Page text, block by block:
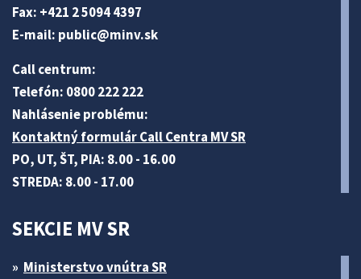
Fax: +421 2 5094 4397
E-mail: public@minv.sk
Call centrum:
Telefón: 0800 222 222
Nahlásenie problému:
Kontaktný formulár Call Centra MV SR
PO, UT, ŠT, PIA: 8.00 - 16.00
STREDA: 8.00 - 17.00
SEKCIE MV SR
Ministerstvo vnútra SR